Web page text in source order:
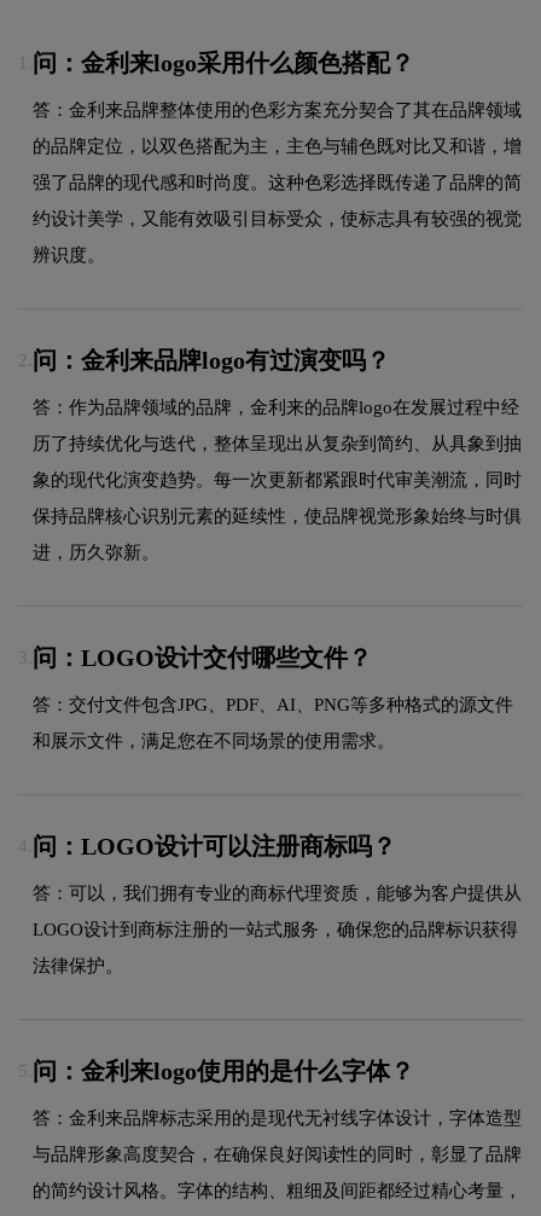
问：金利来logo采用什么颜色搭配？
答：金利来品牌整体使用的色彩方案充分契合了其在品牌领域
的品牌定位，以双色搭配为主，主色与辅色既对比又和谐，增
强了品牌的现代感和时尚度。这种色彩选择既传递了品牌的简
约设计美学，又能有效吸引目标受众，使标志具有较强的视觉
辨识度。
2. 问：金利来品牌logo有过演变吗？
答：作为品牌领域的品牌，金利来的品牌logo在发展过程中经
历了持续优化与迭代，整体呈现出从复杂到简约、从具象到抽
象的现代化演变趋势。每一次更新都紧跟时代审美潮流，同时
保持品牌核心识别元素的延续性，使品牌视觉形象始终与时俱
进，历久弥新。
3. 问：LOGO设计交付哪些文件？
答：交付文件包含JPG、PDF、AI、PNG等多种格式的源文件
和展示文件，满足您在不同场景的使用需求。
4. 问：LOGO设计可以注册商标吗？
答：可以，我们拥有专业的商标代理资质，能够为客户提供从
LOGO设计到商标注册的一站式服务，确保您的品牌标识获得
法律保护。
5. 问：金利来logo使用的是什么字体？
答：金利来品牌标志采用的是现代无衬线字体设计，字体造型
与品牌形象高度契合，在确保良好阅读性的同时，彰显了品牌
的简约设计风格。字体的结构、粗细及间距都经过精心考量，